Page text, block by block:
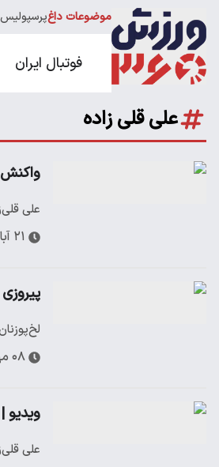
موضوعات داغپرسپولیس
فوتبال ایران
علی قلی زاده
واکنش
علی
۲۱ آبان ۱۴۰۳
۰۸ مهر ۱۴۰۳
ویدیو
علی